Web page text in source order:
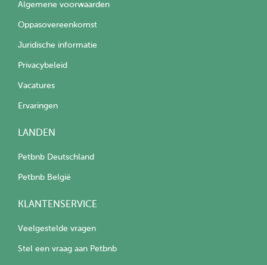
Algemene voorwaarden
Oppasovereenkomst
Juridische informatie
Privacybeleid
Vacatures
Ervaringen
LANDEN
Petbnb Deutschland
Petbnb België
KLANTENSERVICE
Veelgestelde vragen
Stel een vraag aan Petbnb